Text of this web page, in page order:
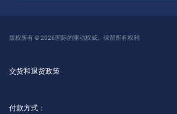
版权所有 © 2026国际的驱动权威。保留所有权利
交货和退货政策
付款方式：